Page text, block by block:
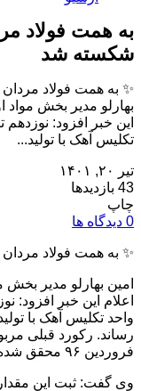
به همت فولاد
شکسته شد
✨ به همت فولاد
بهارلو مدیر بخش مواد
این خبر افزود:
تکلیس آهک با تولید...
تیر ۲۰, ۱۴۰۱
43 بازدیدها
چاپ
0 دیدگاه ها
✨ به همت فولاد
امین بهارلو مدیر بخش
اعلام این خبر افزود:
فروردین ۹۶ محقق شده بود.
وی گفت: ثبت این